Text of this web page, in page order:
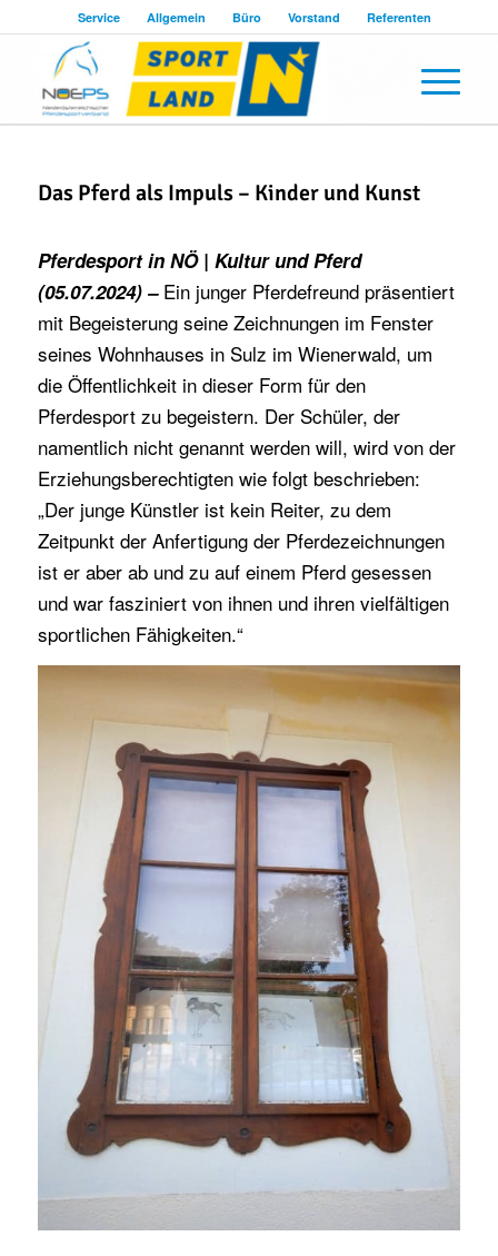
Service Allgemein Büro Vorstand Referenten
Das Pferd als Impuls – Kinder und Kunst
Pferdesport in NÖ | Kultur und Pferd
(05.07.2024) – Ein junger Pferdefreund präsentiert
mit Begeisterung seine Zeichnungen im Fenster
seines Wohnhauses in Sulz im Wienerwald, um
die Öffentlichkeit in dieser Form für den
Pferdesport zu begeistern. Der Schüler, der
namentlich nicht genannt werden will, wird von der
Erziehungsberechtigten wie folgt beschrieben:
„Der junge Künstler ist kein Reiter, zu dem
Zeitpunkt der Anfertigung der Pferdezeichnungen
ist er aber ab und zu auf einem Pferd gesessen
und war fasziniert von ihnen und ihren vielfältigen
sportlichen Fähigkeiten.“